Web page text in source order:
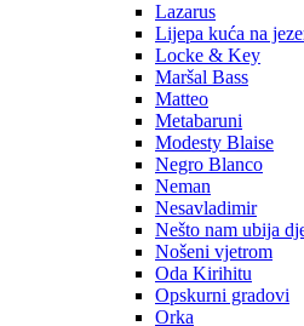
Lazarus
Lijepa kuća na
Locke & Key
Maršal Bass
Matteo
Metabaruni
Modesty Blaise
Negro Blanco
Neman
Nesavladimir
Nešto nam ubija
Nošeni vjetrom
Oda Kirihitu
Opskurni gradovi
Orka